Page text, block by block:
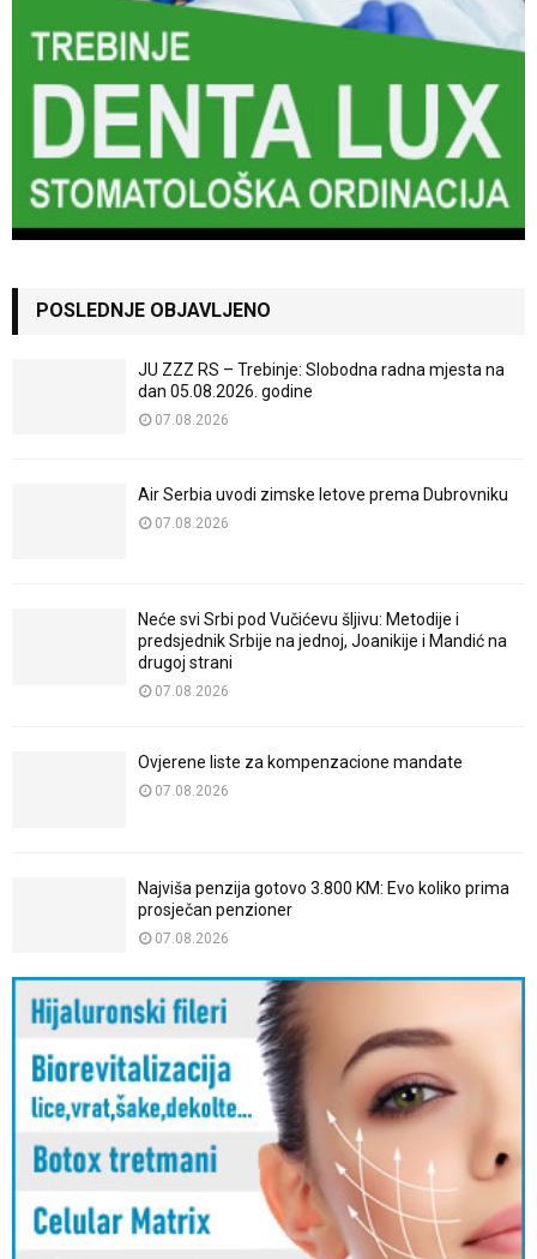
POSLEDNJE OBJAVLJENO
JU ZZZ RS – Trebinje: Slobodna radna mjesta na
dan 05.08.2026. godine
07.08.2026
Air Serbia uvodi zimske letove prema Dubrovniku
07.08.2026
Neće svi Srbi pod Vučićevu šljivu: Metodije i
predsjednik Srbije na jednoj, Joanikije i Mandić na
drugoj strani
07.08.2026
Ovjerene liste za kompenzacione mandate
07.08.2026
Najviša penzija gotovo 3.800 KM: Evo koliko prima
prosječan penzioner
07.08.2026